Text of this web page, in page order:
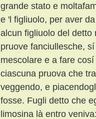
grande stato e
e 'l figliuolo, per aver
alcun figliuolo del detto
pruove fanciullesche,
mescolare e a fare
ciascuna pruova che
veggendo, e
fosse. Fugli detto che
limosina là entro